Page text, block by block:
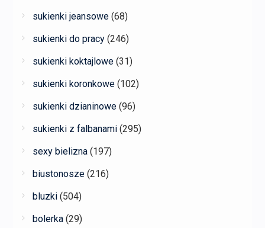
sukienki jeansowe (68)
sukienki do pracy (246)
sukienki koktajlowe (31)
sukienki koronkowe (102)
sukienki dzianinowe (96)
sukienki z falbanami (295)
sexy bielizna (197)
biustonosze (216)
bluzki (504)
bolerka (29)